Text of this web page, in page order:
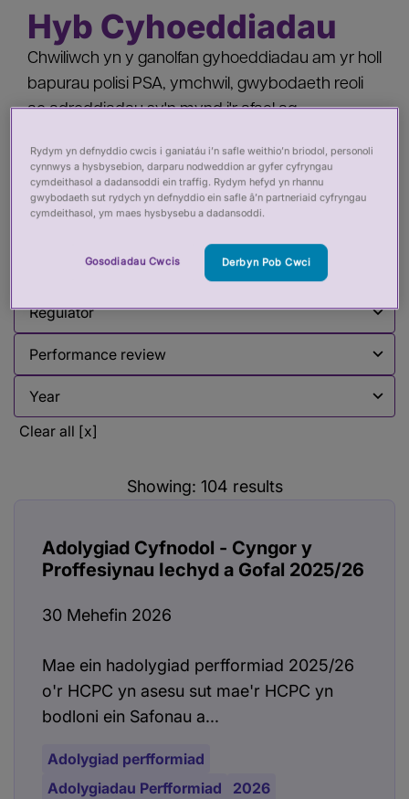
Hyb Cyhoeddiadau
Chwiliwch yn y ganolfan gyhoeddiadau am yr holl
bapurau polisi PSA, ymchwil, gwybodaeth reoli
ac adroddiadau sy'n mynd i'r afael ag
Mae hwn yn cael ei ddiweddaru'n rheolaidd.
Filter by
Clear all [x]
Showing: 104 results
Adolygiad Cyfnodol - Cyngor y
Proffesiynau Iechyd a Gofal 2025/26
30 Mehefin 2026
Mae ein hadolygiad perfformiad 2025/26
o'r HCPC yn asesu sut mae'r HCPC yn
bodloni ein Safonau a...
Adolygiad perfformiad
Adolygiadau Perfformiad
2026
Rydym yn defnyddio cwcis i ganiatáu i’n safle weithio’n briodol, personoli
cynnwys a hysbysebion, darparu nodweddion ar gyfer cyfryngau
cymdeithasol a dadansoddi ein traffig. Rydym hefyd yn rhannu
gwybodaeth sut rydych yn defnyddio ein safle â’n partneriaid cyfryngau
cymdeithasol, ym maes hysbysebu a dadansoddi.
Gosodiadau Cwcis Derbyn Pob Cwci